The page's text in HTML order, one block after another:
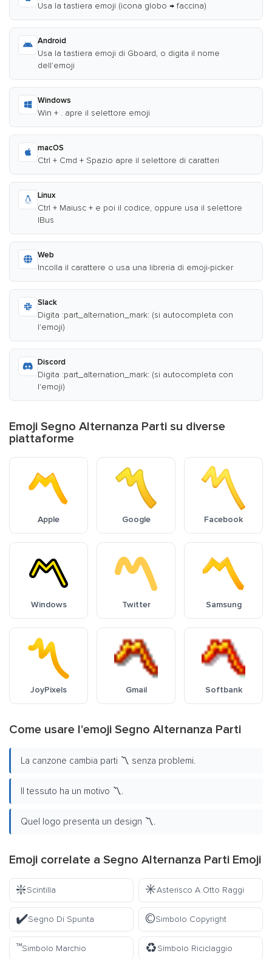
Usa la tastiera emoji (icona globo → faccina)
Android
Usa la tastiera emoji di Gboard, o digita il nome
dell'emoji
Windows
Win + . apre il selettore emoji
macOS
Ctrl + Cmd + Spazio apre il selettore di caratteri
Linux
Ctrl + Maiusc + e poi il codice, oppure usa il selettore
IBus
Web
Incolla il carattere o usa una libreria di emoji-picker
Slack
Digita :part_alternation_mark: (si autocompleta con
l'emoji)
Discord
Digita :part_alternation_mark: (si autocompleta con
l'emoji)
Emoji Segno Alternanza Parti su diverse
piattaforme
Apple Google Facebook
Windows Twitter Samsung
JoyPixels Gmail Softbank
Come usare l'emoji Segno Alternanza Parti
La canzone cambia parti 〽️ senza problemi.
Il tessuto ha un motivo 〽️.
Quel logo presenta un design 〽️.
Emoji correlate a Segno Alternanza Parti Emoji
❇️Scintilla ✳️Asterisco A Otto Raggi
✔️Segno Di Spunta ©️Simbolo Copyright
™️Simbolo Marchio ♻️Simbolo Riciclaggio